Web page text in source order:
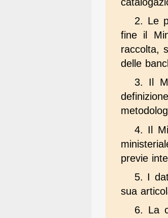
2. Le
fine il
raccolta,
delle
3. Il
4. Il
previe
5. I
sua
6. La